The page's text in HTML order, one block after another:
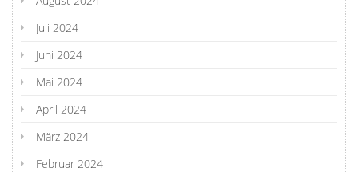
Juli 2024
Juni 2024
Mai 2024
April 2024
März 2024
Februar 2024